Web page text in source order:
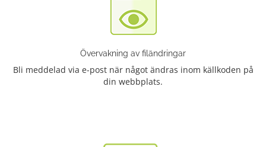
Övervakning av filändringar
Bli meddelad via e-post när något ändras inom källkoden på
din webbplats.